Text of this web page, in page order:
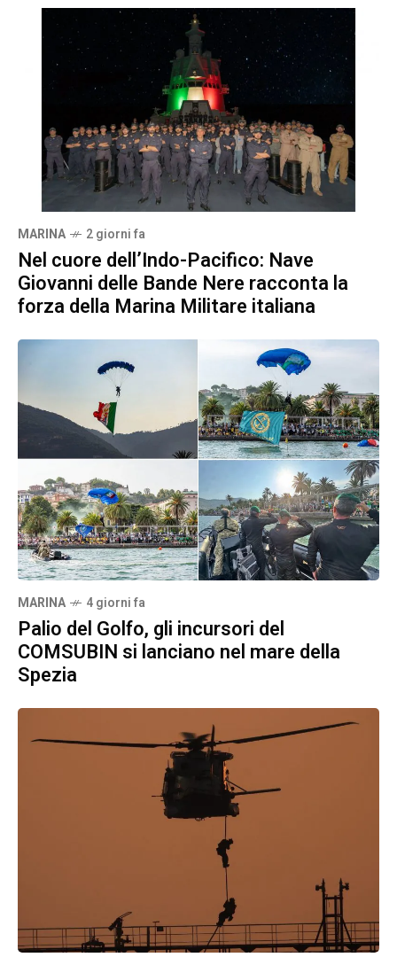
MARINA 2 giorni fa
Nel cuore dell’Indo-Pacifico: Nave
Giovanni delle Bande Nere racconta la
forza della Marina Militare italiana
MARINA 4 giorni fa
Palio del Golfo, gli incursori del
COMSUBIN si lanciano nel mare della
Spezia